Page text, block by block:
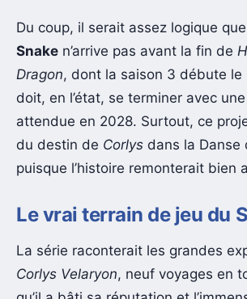
Du coup, il serait assez logique que
Snake n’arrive pas avant la fin de
Dragon, dont la saison 3 débute le
doit, en l’état, se terminer avec
attendue en 2028. Surtout, ce
du destin de Corlys dans la Danse
puisque l’histoire remonterait bien
Le vrai terrain de jeu du
La série raconterait les grandes
Corlys Velaryon, neuf voyages en